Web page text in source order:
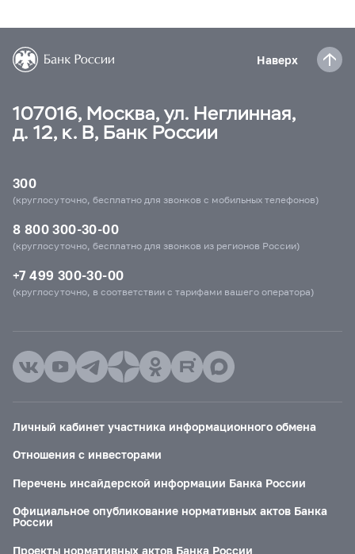
Наверх
107016, Москва, ул. Неглинная,
д. 12, к. В, Банк России
300
(круглосуточно, бесплатно для звонков с мобильных телефонов)
8 800 300-30-00
(круглосуточно, бесплатно для звонков из регионов России)
+7 499 300-30-00
(круглосуточно, в соответствии с тарифами вашего оператора)
Личный кабинет участника информационного обмена
Отношения с инвесторами
Перечень инсайдерской информации Банка России
Официальное опубликование нормативных актов Банка
России
Проекты нормативных актов Банка России